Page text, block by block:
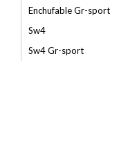
Enchufable Gr-sport
Sw4
Sw4 Gr-sport